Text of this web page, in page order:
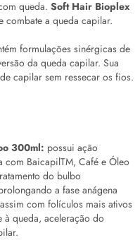
queda. Soft Hair Bioplex
combate a queda capilar.
formulações sinérgicas de
da queda capilar. Sua
capilar sem ressecar os fios.
300ml: possui ação
com BaicapilTM, Café e Óleo
do bulbo
a fase anágena
com folículos mais ativos
queda, aceleração do